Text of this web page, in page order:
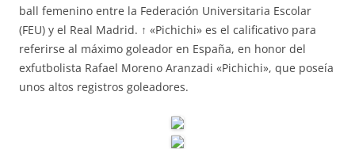
ball femenino entre la Federación Universitaria Escolar
(FEU) y el Real Madrid. ↑ «Pichichi» es el calificativo para
referirse al máximo goleador en España, en honor del
exfutbolista Rafael Moreno Aranzadi «Pichichi», que poseía
unos altos registros goleadores.